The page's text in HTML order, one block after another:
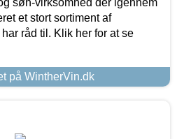
et stort sortiment af
råd til. Klik her for at se
på WintherVin.dk